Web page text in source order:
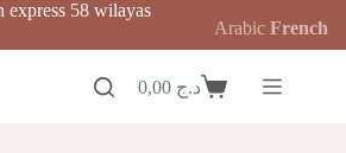
express 58 wilayas
Panierد.ج
Arabic French